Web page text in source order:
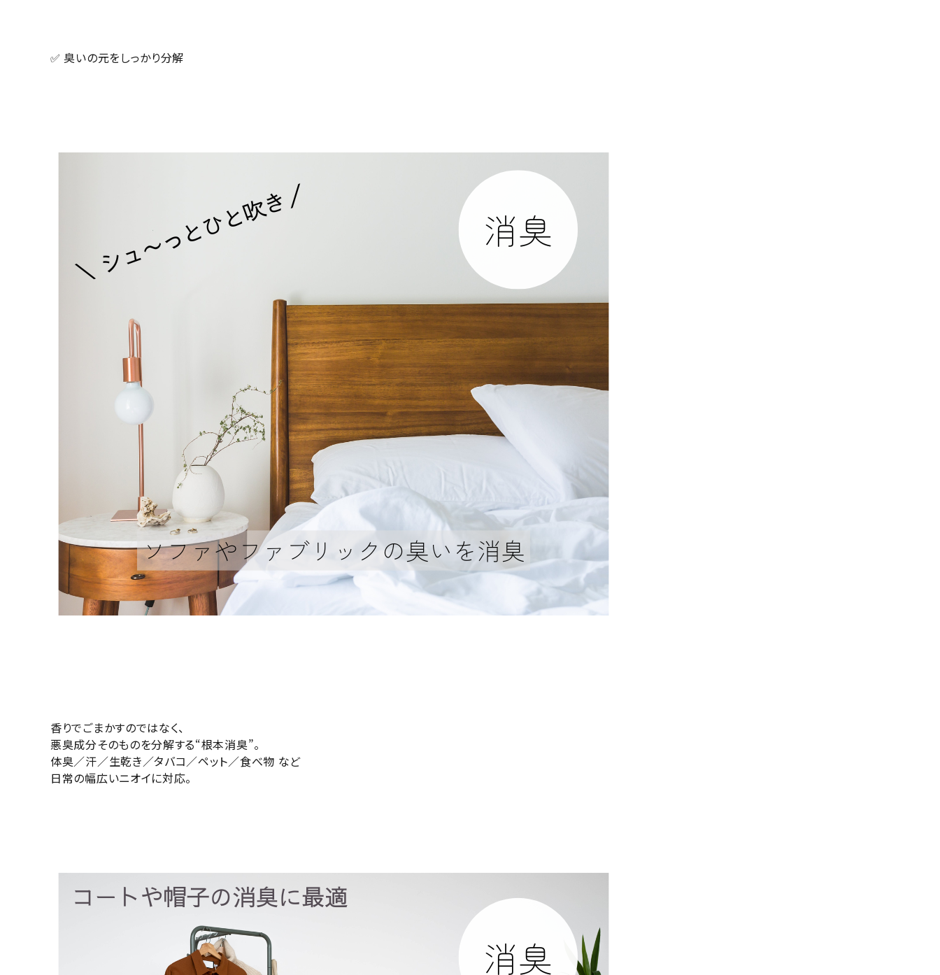
✅ 臭いの元をしっかり分解
香りでごまかすのではなく、
悪臭成分そのものを分解する“根本消臭”。
体臭／汗／生乾き／タバコ／ペット／食べ物 など
日常の幅広いニオイに対応。